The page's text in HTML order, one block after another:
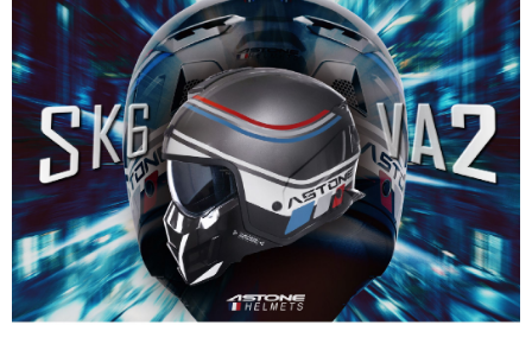
2.付款方式選擇「大哥付你分期」，訂單成立後會自動跳轉到大哥付的交易
流程，驗證手機門號後，選擇欲分期的期數、繳款截止日，確認付款後即完
成交易。
3.實際核准額度、可分期數及費用金額請依後續交易確認頁面所載為準。
4.訂單成立30分鐘內，如未前往確認交易或遇審核未通過，訂單將自動取
消。如遇「轉專審核」未通過狀況，表示未達大哥付你分期系統評分，恕無
法說明評估內容。
【繳款方式說明】
1.分期款項不併入電信帳單，「大哥付你分期」於每月結算日後寄送繳費提
醒簡訊。
2.透過簡訊連結打開帳單後，可選擇「超商條碼／台灣大直營門市／銀行轉
帳／街口支付／iPASS MONEY」等通路繳費。
【注意事項】
1.本服務係由「台灣大哥大股份有限公司」（以下簡稱本公司）所提供，讓
相關說明
【關於「AFTEE先享後付」】
AFTEE先享後付是「在收到商品之後才付款」的支付方式。 讓您購物簡單
便利好安心！
１．簡單：不需註冊會員、不需綁卡、不需儲值。
２．便利：只要手機號碼，簡訊認證，即可結帳。
３．安心：先確認商品／服務後，再付款。
【「AFTEE先享後付」結帳流程】
１．於結帳方式選擇「AFTEE先享後付」後，將跳轉至「AFTEE先享後付」
結帳頁面，進行簡訊認證並確認金額後，即可完成結帳。
２．訂單成立數日內，您將收到繳費通知簡訊。
３．收到繳費通知簡訊後14天內，點擊此簡訊中的連結，可透過四大超商／
ATM／網路銀行／等多元方式進行付款，方視為交易完成。
※ 請注意：結帳手續完成當下不需立刻繳費，但若您需要取消訂單，請聯絡
ATM付款
運送方式
全家取貨付款
每筆NT$80，滿NT$1,999(含以上)免運費
付款後全家取貨
每筆NT$80，滿NT$1,999(含以上)免運費
7-11取貨付款